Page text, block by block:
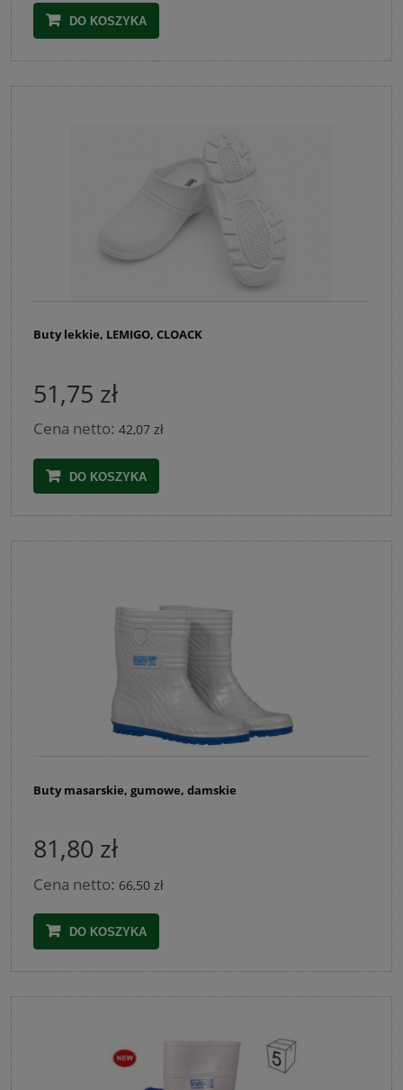
DO KOSZYKA
Buty lekkie, LEMIGO, CLOACK
51,75 zł
Cena netto: 42,07 zł
DO KOSZYKA
Buty masarskie, gumowe, damskie
81,80 zł
Cena netto: 66,50 zł
DO KOSZYKA